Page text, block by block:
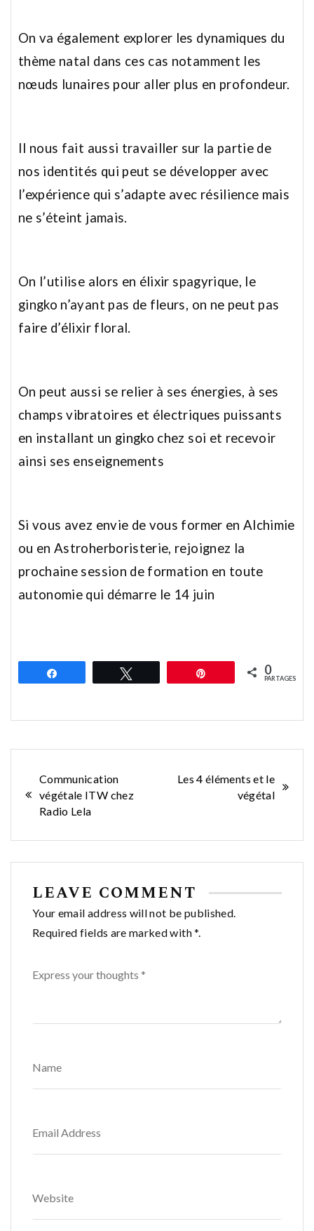
On va également explorer les dynamiques du
thème natal dans ces cas notamment les
nœuds lunaires pour aller plus en profondeur.
Il nous fait aussi travailler sur la partie de
nos identités qui peut se développer avec
l’expérience qui s’adapte avec résilience mais
ne s’éteint jamais.
On l’utilise alors en élixir spagyrique, le
gingko n’ayant pas de fleurs, on ne peut pas
faire d’élixir floral.
On peut aussi se relier à ses énergies, à ses
champs vibratoires et électriques puissants
en installant un gingko chez soi et recevoir
ainsi ses enseignements
Si vous avez envie de vous former en Alchimie
ou en Astroherboristerie, rejoignez la
prochaine session de formation en toute
autonomie qui démarre le 14 juin
Épingle 0
PARTAGES
Navigation
de
l’article
Communication
végétale ITW chez
Radio Lela
Les 4 éléments et le
végétal
LEAVE COMMENT
Your email address will not be published.
Required fields are marked with *.